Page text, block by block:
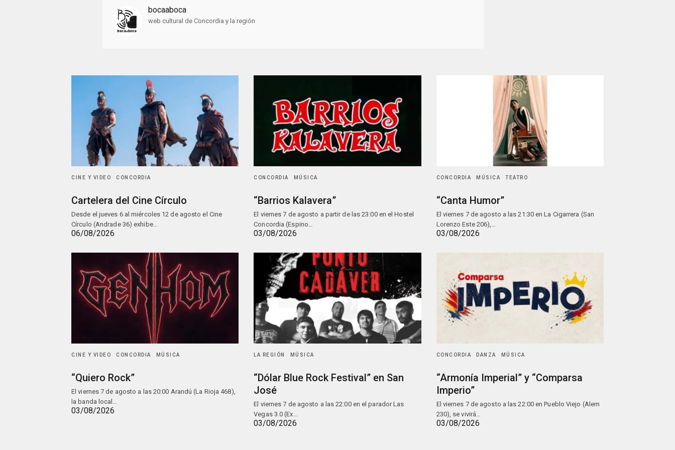
bocaaboca
web cultural de Concordia y la región
CINE Y VIDEO CONCORDIA
Cartelera del Cine Círculo
Desde el jueves 6 al miércoles 12 de agosto el Cine
Círculo (Andrade 36) exhibe…
06/08/2026
CONCORDIA MÚSICA
“Barrios Kalavera”
El viernes 7 de agosto a partir de las 23:00 en el Hostel
Concordia (Espino…
03/08/2026
CONCORDIA MÚSICA TEATRO
“Canta Humor”
El viernes 7 de agosto a las 21:30 en La Cigarrera (San
Lorenzo Este 206),…
03/08/2026
CINE Y VIDEO CONCORDIA MÚSICA
“Quiero Rock”
El viernes 7 de agosto a las 20:00 Arandú (La Rioja 468),
la banda local…
03/08/2026
LA REGIÓN MÚSICA
“Dólar Blue Rock Festival” en San
José
El viernes 7 de agosto a las 22:00 en el parador Las
Vegas 3.0 (Ex…
03/08/2026
CONCORDIA DANZA MÚSICA
“Armonía Imperial” y “Comparsa
Imperio”
El viernes 7 de agosto a las 22:00 en Pueblo Viejo (Alem
230), se vivirá…
03/08/2026